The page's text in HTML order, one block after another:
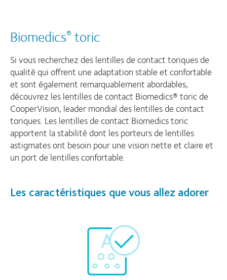
Biomedics® toric
Si vous recherchez des lentilles de contact toriques de
qualité qui offrent une adaptation stable et confortable
et sont également remarquablement abordables,
découvrez les lentilles de contact Biomedics® toric de
CooperVision, leader mondial des lentilles de contact
toriques. Les lentilles de contact Biomedics toric
apportent la stabilité dont les porteurs de lentilles
astigmates ont besoin pour une vision nette et claire et
un port de lentilles confortable.
Les caractéristiques que vous allez adorer